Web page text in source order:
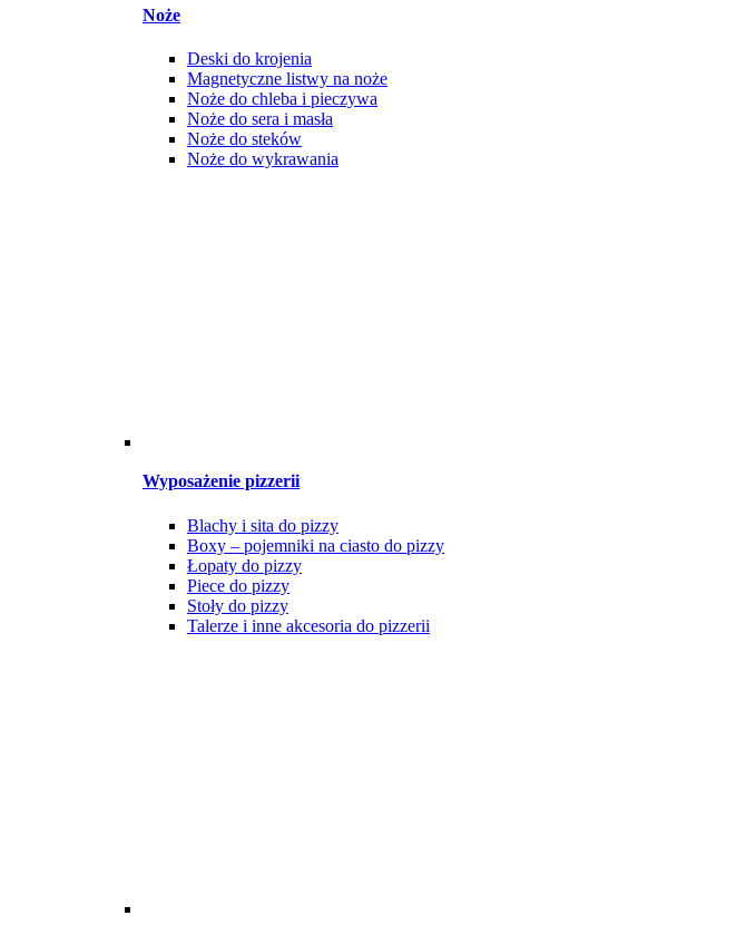
Noże
Deski do krojenia
Magnetyczne listwy na noże
Noże do chleba i pieczywa
Noże do sera i masła
Noże do steków
Noże do wykrawania
Wyposażenie pizzerii
Blachy i sita do pizzy
Boxy – pojemniki na ciasto do pizzy
Łopaty do pizzy
Piece do pizzy
Stoły do pizzy
Talerze i inne akcesoria do pizzerii